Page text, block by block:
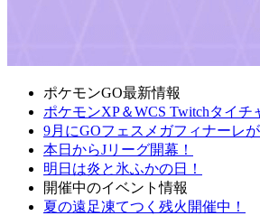
ポケモンGO最新情報
ポケモンXP＆WCS Twitchタイチ
9月にGOフェスメガフィナーレが
本日からJリーグ開幕！
明日は炎と氷ふかの日！
開催中のイベント情報
夏の遠足凍てつく残火開催中！